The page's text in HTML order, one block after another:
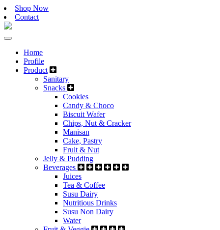
Shop Now
Contact
Home
Profile
Product
Sanitary
Snacks
Cookies
Candy & Choco
Biscuit Wafer
Chips, Nut & Cracker
Manisan
Cake, Pastry
Fruit & Nut
Jelly & Pudding
Beverages
Juices
Tea & Coffee
Susu Dairy
Nutritious Drinks
Susu Non Dairy
Water